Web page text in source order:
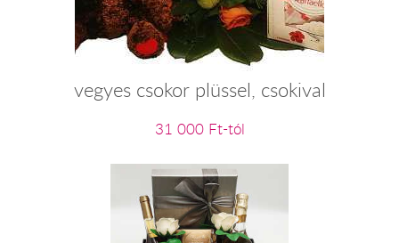
vegyes csokor plüssel, csokival
31 000 Ft-tól